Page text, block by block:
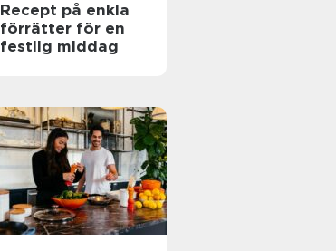
Recept på enkla
förrätter för en
festlig middag